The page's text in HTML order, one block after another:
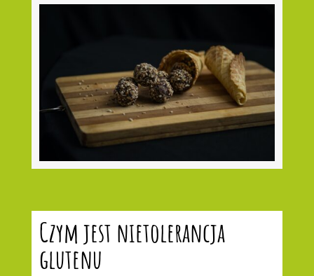
Czym jest nietolerancja
glutenu